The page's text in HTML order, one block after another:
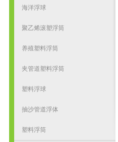
海洋浮球
聚乙烯滚塑浮筒
养殖塑料浮筒
夹管道塑料浮筒
塑料浮球
抽沙管道浮体
塑料浮筒